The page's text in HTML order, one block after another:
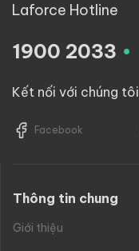
Laforce Hotline
1900 2033 .
Kết nối với chúng tôi
Facebook
Thông tin chung
Giới thiệu